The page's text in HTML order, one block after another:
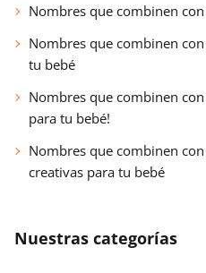
Nombres que combinen
Nombres que combinen
tu bebé
Nombres que combinen
para tu bebé!
Nombres que combinen
creativas para tu bebé
Nuestras categorías